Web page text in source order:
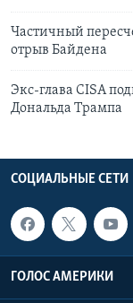
Частичный
отрыв Байдена
Экс-глава CISA
Дональда Трампа
СОЦИАЛЬНЫЕ СЕТИ
ГОЛОС АМЕРИКИ